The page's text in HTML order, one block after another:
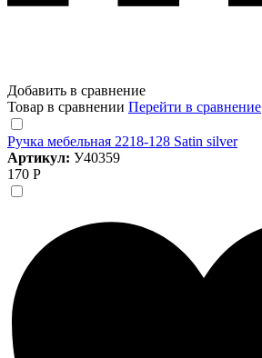
Добавить в сравнение
Товар в сравнении Перейти в сравнение
Ручка мебельная 2218-128 Satin silver
Артикул: У40359
170 Р